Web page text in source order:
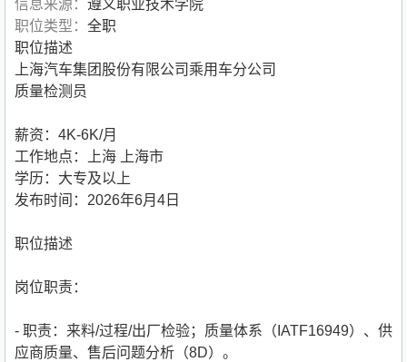
信息来源： 遵义职业技术学院
职位类型： 全职
职位描述
上海汽车集团股份有限公司乘用车分公司
质量检测员
薪资：4K-6K/月
工作地点：上海 上海市
学历：大专及以上
发布时间：2026年6月4日
职位描述
岗位职责：
- 职责：来料/过程/出厂检验；质量体系（IATF16949）、供
应商质量、售后问题分析（8D）。